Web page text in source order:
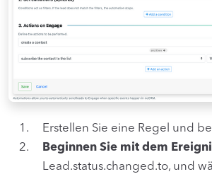
Erstellen Sie eine Regel und
Beginnen Sie mit dem
Lead.status.changed.to, und